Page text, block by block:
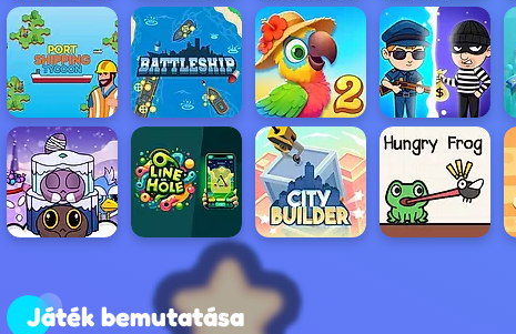
Játék bemutatása